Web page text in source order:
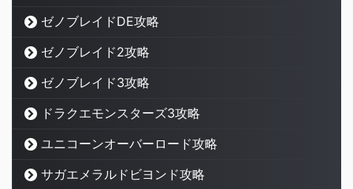
ゼノブレイドDE攻略
ゼノブレイド2攻略
ゼノブレイド3攻略
ドラクエモンスターズ3攻略
ユニコーンオーバーロード攻略
サガエメラルドビヨンド攻略